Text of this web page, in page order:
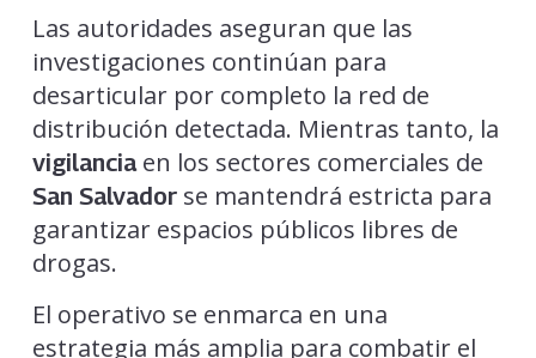
Las autoridades aseguran que las
investigaciones continúan para
desarticular por completo la red de
distribución detectada. Mientras tanto, la
vigilanciaen los sectores comerciales de
San Salvadorse mantendrá estricta para
garantizar espacios públicos libres de
drogas.
El operativo se enmarca en una
estrategia más amplia para combatir el